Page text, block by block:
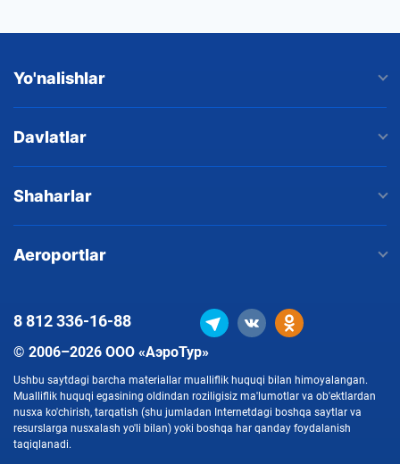
Yo'nalishlar
Davlatlar
Shaharlar
Aeroportlar
© 2006–2026 ООО «АэроТур»
Ushbu saytdagi barcha materiallar mualliflik huquqi bilan himoyalangan.
Mualliflik huquqi egasining oldindan roziligisiz ma'lumotlar va ob'ektlardan
nusxa ko'chirish, tarqatish (shu jumladan Internetdagi boshqa saytlar va
resurslarga nusxalash yo'li bilan) yoki boshqa har qanday foydalanish
taqiqlanadi.
8 812336-16-88